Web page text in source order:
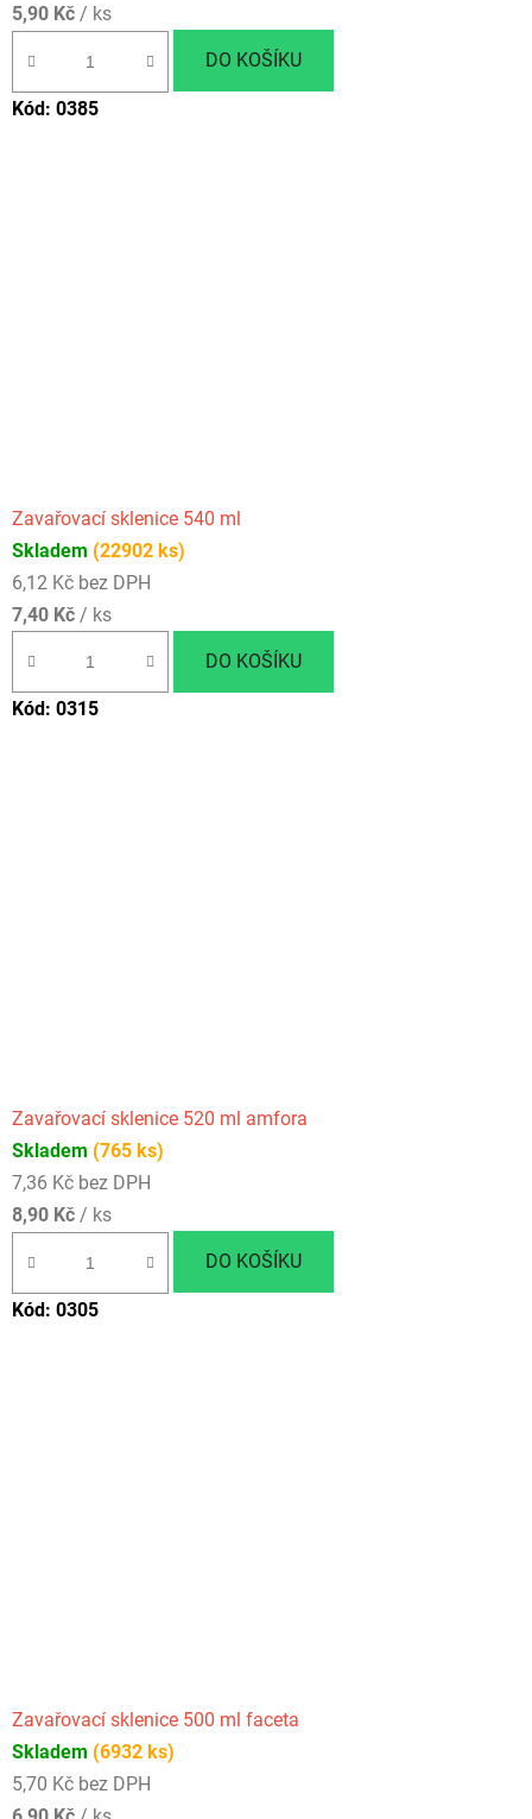
5,90 Kč / ks
DO KOŠÍKU
Kód: 0385
Zavařovací sklenice 540 ml
Skladem (22902 ks)
6,12 Kč bez DPH
7,40 Kč / ks
DO KOŠÍKU
Kód: 0315
Zavařovací sklenice 520 ml amfora
Skladem (765 ks)
7,36 Kč bez DPH
8,90 Kč / ks
DO KOŠÍKU
Kód: 0305
Zavařovací sklenice 500 ml faceta
Skladem (6932 ks)
5,70 Kč bez DPH